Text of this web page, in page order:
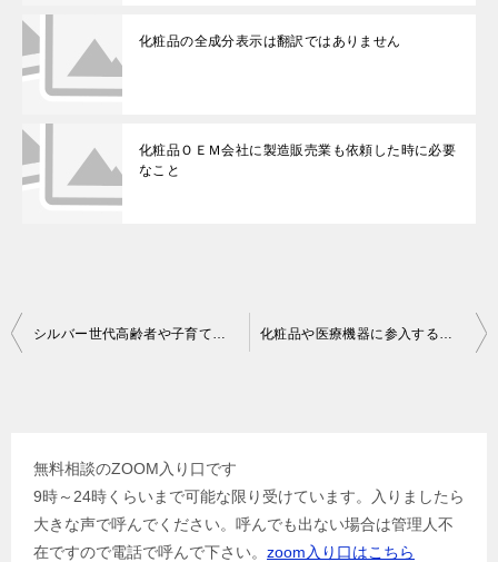
化粧品の全成分表示は翻訳ではありません
化粧品ＯＥＭ会社に製造販売業も依頼した時に必要
なこと
投
シルバー世代高齢者や子育て中のママさん薬剤師さんへ 化粧品や医療機器に参入する時のＰＣ環境
無料相談のZOOM入り口です
9時～24時くらいまで可能な限り受けています。入りましたら
大きな声で呼んでください。呼んでも出ない場合は管理人不
在ですので電話で呼んで下さい。 zoom入り口はこちら